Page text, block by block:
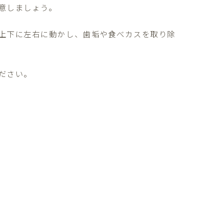
ましょう。
に左右に動かし、歯垢や食べカスを取り除
い。